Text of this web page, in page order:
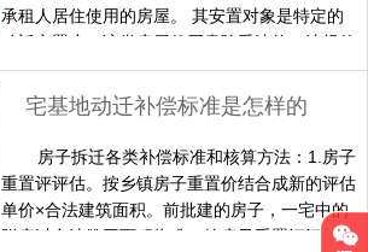
承租人居住使用的房屋。 其安置对象是特定的
动迁安置户，该类房屋的买卖除受法律、法规的
规范之外，还受到当地政府相关的地方政策约
束。所以和一般的商品房交易有很大的不同。
动迁房与回迁房的区别 拆迁回迁房是指在原地
拆迁安置的房屋。 拆迁安置房，是指在人民政
府实施土地储备地块、非经营性公益性项目建
设、城市……
宅基地动迁补偿标准是怎样的
房子拆迁各类补偿标准和核算方法：1.房子
重置评评估。按乡镇房子重置价结合成新的评估
单价×合法建筑面积。前批建的房子，一宅中的
附房以合法赞同面积为准，按房子重置评评估补